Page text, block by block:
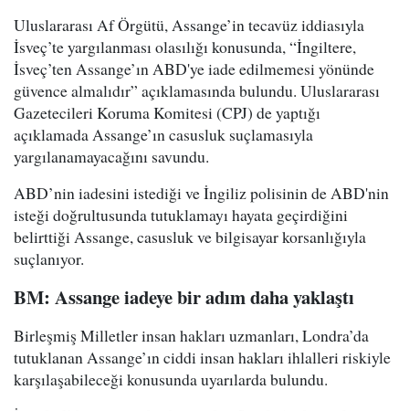
Uluslararası Af Örgütü, Assange’in tecavüz iddiasıyla
İsveç’te yargılanması olasılığı konusunda, “İngiltere,
İsveç’ten Assange’ın ABD'ye iade edilmemesi yönünde
güvence almalıdır” açıklamasında bulundu. Uluslararası
Gazetecileri Koruma Komitesi (CPJ) de yaptığı
açıklamada Assange’ın casusluk suçlamasıyla
yargılanamayacağını savundu.
ABD’nin iadesini istediği ve İngiliz polisinin de ABD'nin
isteği doğrultusunda tutuklamayı hayata geçirdiğini
belirttiği Assange, casusluk ve bilgisayar korsanlığıyla
suçlanıyor.
BM: Assange iadeye bir adım daha yaklaştı
Birleşmiş Milletler insan hakları uzmanları, Londra’da
tutuklanan Assange’ın ciddi insan hakları ihlalleri riskiyle
karşılaşabileceği konusunda uyarılarda bulundu.